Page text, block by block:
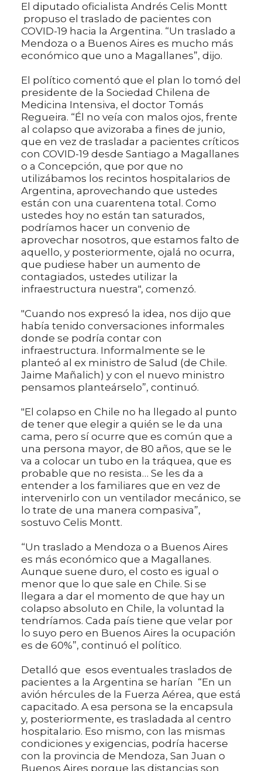
El diputado oficialista Andrés Celis Montt
propuso el traslado de pacientes con
COVID-19 hacia la Argentina. “Un traslado a
Mendoza o a Buenos Aires es mucho más
económico que uno a Magallanes”, dijo.
El político comentó que el plan lo tomó del
presidente de la Sociedad Chilena de
Medicina Intensiva, el doctor Tomás
Regueira. “Él no veía con malos ojos, frente
al colapso que avizoraba a fines de junio,
que en vez de trasladar a pacientes críticos
con COVID-19 desde Santiago a Magallanes
o a Concepción, que por que no
utilizábamos los recintos hospitalarios de
Argentina, aprovechando que ustedes
están con una cuarentena total. Como
ustedes hoy no están tan saturados,
podríamos hacer un convenio de
aprovechar nosotros, que estamos falto de
aquello, y posteriormente, ojalá no ocurra,
que pudiese haber un aumento de
contagiados, ustedes utilizar la
infraestructura nuestra", comenzó.
"Cuando nos expresó la idea, nos dijo que
había tenido conversaciones informales
donde se podría contar con
infraestructura. Informalmente se le
planteó al ex ministro de Salud (de Chile.
Jaime Mañalich) y con el nuevo ministro
pensamos planteárselo”, continuó.
"El colapso en Chile no ha llegado al punto
de tener que elegir a quién se le da una
cama, pero sí ocurre que es común que a
una persona mayor, de 80 años, que se le
va a colocar un tubo en la tráquea, que es
probable que no resista… Se les da a
entender a los familiares que en vez de
intervenirlo con un ventilador mecánico, se
lo trate de una manera compasiva”,
sostuvo Celis Montt.
“Un traslado a Mendoza o a Buenos Aires
es más económico que a Magallanes.
Aunque suene duro, el costo es igual o
menor que lo que sale en Chile. Si se
llegara a dar el momento de que hay un
colapso absoluto en Chile, la voluntad la
tendríamos. Cada país tiene que velar por
lo suyo pero en Buenos Aires la ocupación
es de 60%”, continuó el político.
Detalló que esos eventuales traslados de
pacientes a la Argentina se harían “En un
avión hércules de la Fuerza Aérea, que está
capacitado. A esa persona se la encapsula
y, posteriormente, es trasladada al centro
hospitalario. Eso mismo, con las mismas
condiciones y exigencias, podría hacerse
con la provincia de Mendoza, San Juan o
Buenos Aires porque las distancias son